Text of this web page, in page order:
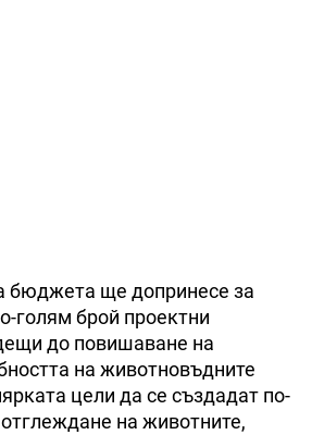
бюджета ще допринесе за
голям брой проектни
до повишаване на
на животновъдните
цели да се създадат по-
на животните,